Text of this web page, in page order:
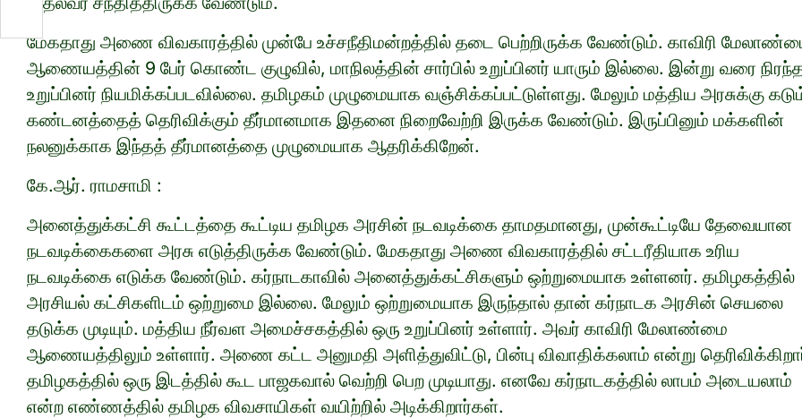
மேகதாது அணை விவகாரத்தில் முன்பே உச்சநீதிமன்றத்தில் தடை பெற்றிருக்க வேண்டும். காவிரி
ஆணையத்தின் 9 பேர் கொண்ட குழுவில், மாநிலத்தின் சார்பில் உறுப்பினர் யாரும் இல்லை. இன்று வரை
உறுப்பினர் நியமிக்கப்படவில்லை. தமிழகம் முழுமையாக வஞ்சிக்கப்பட்டுள்ளது. மேலும் மத்திய அரசுக்கு
கண்டனத்தைத் தெரிவிக்கும் தீர்மானமாக இதனை நிறைவேற்றி இருக்க வேண்டும். இருப்பினும் மக்களின்
நலனுக்காக இந்தத் தீர்மானத்தை முழுமையாக ஆதரிக்கிறேன்.
கே.ஆர். ராமசாமி :
அனைத்துக்கட்சி கூட்டத்தை கூட்டிய தமிழக அரசின் நடவடிக்கை தாமதமானது, முன்கூட்டியே தேவையான
நடவடிக்கைகளை அரசு எடுத்திருக்க வேண்டும். மேகதாது அணை விவகாரத்தில் சட்டரீதியாக உரிய
நடவடிக்கை எடுக்க வேண்டும். கர்நாடகாவில் அனைத்துக்கட்சிகளும் ஒற்றுமையாக உள்ளனர். தமிழகத்தில்
அரசியல் கட்சிகளிடம் ஒற்றுமை இல்லை. மேலும் ஒற்றுமையாக இருந்தால் தான் கர்நாடக அரசின் செயலை
தடுக்க முடியும். மத்திய நீர்வள அமைச்சகத்தில் ஒரு உறுப்பினர் உள்ளார். அவர் காவிரி மேலாண்மை
ஆணையத்திலும் உள்ளார். அணை கட்ட அனுமதி அளித்துவிட்டு, பின்பு விவாதிக்கலாம் என்று
தமிழகத்தில் ஒரு இடத்தில் கூட பாஜகவால் வெற்றி பெற முடியாது. எனவே கர்நாடகத்தில் லாபம் அடையலாம்
என்ற எண்ணத்தில் தமிழக விவசாயிகள் வயிற்றில் அடிக்கிறார்கள்.